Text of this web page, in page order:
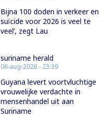
Bijna 100 doden in verkeer en
suïcide voor 2026 is veel te
veel’, zegt Lau
suriname herald
06-aug-2026 - 23:39
Guyana levert voortvluchtige
vrouwelijke verdachte in
mensenhandel uit aan
Suriname